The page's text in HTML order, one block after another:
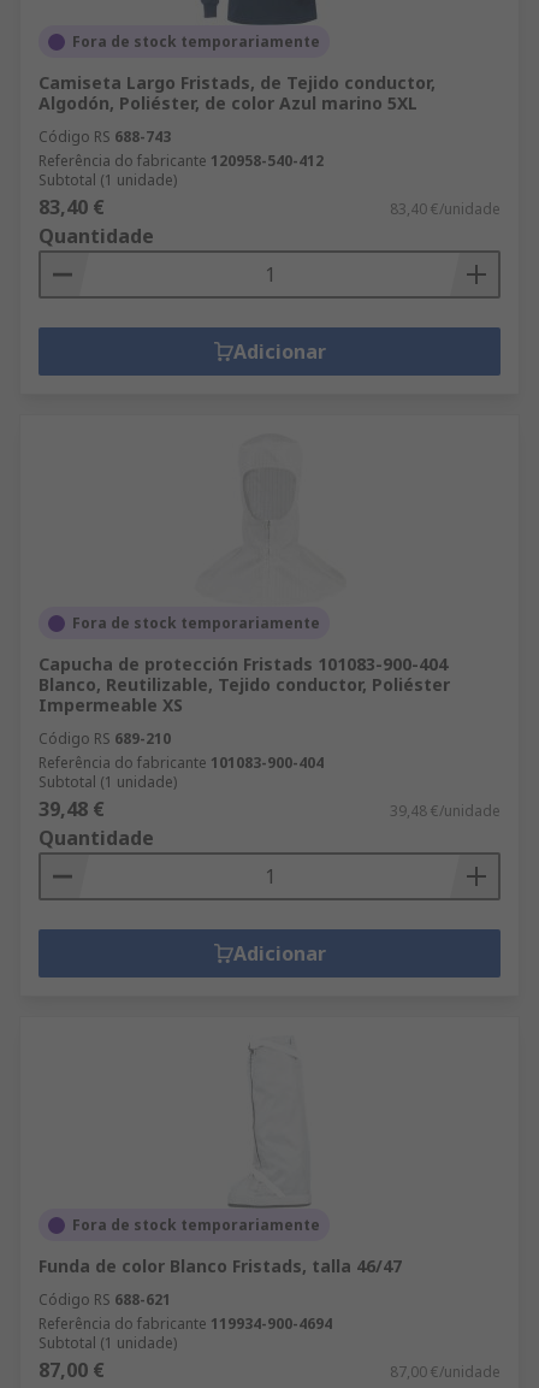
Fora de stock temporariamente
Camiseta Largo Fristads, de Tejido conductor,
Algodón, Poliéster, de color Azul marino 5XL
Código RS 688-743
Referência do fabricante 120958-540-412
Subtotal (1 unidade)
83,40 € 83,40 €/unidade
Quantidade
Adicionar
Fora de stock temporariamente
Capucha de protección Fristads 101083-900-404
Blanco, Reutilizable, Tejido conductor, Poliéster
Impermeable XS
Código RS 689-210
Referência do fabricante 101083-900-404
Subtotal (1 unidade)
39,48 € 39,48 €/unidade
Quantidade
Adicionar
Fora de stock temporariamente
Funda de color Blanco Fristads, talla 46/47
Código RS 688-621
Referência do fabricante 119934-900-4694
Subtotal (1 unidade)
87,00 € 87,00 €/unidade